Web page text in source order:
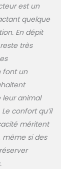
le
min
sur le
anti-
pour
est
est un
quelque
En dépit
très
font un
animal
confort qu’il
méritent
même si des